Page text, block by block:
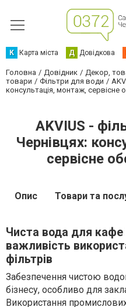
К Карта міста Д Довідкова
Головна Довідник
Декор,
товари
Фільтри для води
консультація, монтаж, сервісне
AKVIUS -
Чернівцях:
сервісне
Опис Товари та
Чиста вода для кафе
важливість
фільтрів
Забезпечення чистою
бізнесу, особливо для
Використання